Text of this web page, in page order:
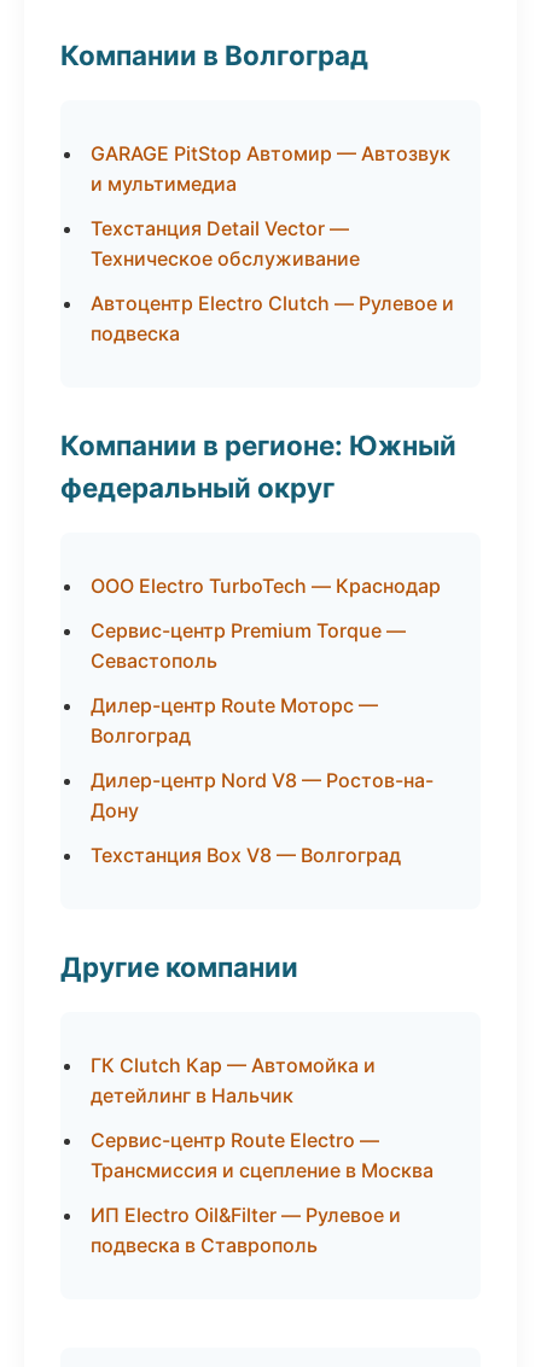
Компании в Волгоград
GARAGE PitStop Автомир — Автозвук
и мультимедиа
Техстанция Detail Vector —
Техническое обслуживание
Автоцентр Electro Clutch — Рулевое и
подвеска
Компании в регионе: Южный
федеральный округ
ООО Electro TurboTech — Краснодар
Сервис-центр Premium Torque —
Севастополь
Дилер-центр Route Моторс —
Волгоград
Дилер-центр Nord V8 — Ростов-на-
Дону
Техстанция Box V8 — Волгоград
Другие компании
ГК Clutch Кар — Автомойка и
детейлинг в Нальчик
Сервис-центр Route Electro —
Трансмиссия и сцепление в Москва
ИП Electro Oil&Filter — Рулевое и
подвеска в Ставрополь